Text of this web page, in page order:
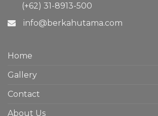
(+62) 31-8913-500
info@berkahutama.com
Home
Gallery
Contact
About Us